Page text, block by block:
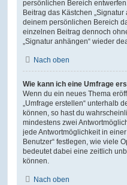
persönlichen Bereich
Beitrag das Kästchen
deinem persönlichen Bereich
einzelnen Beitrag dennoch
„Signatur anhängen“ wieder
Nach oben
Wie kann ich eine Umfrage
Wenn du ein neues Thema
„Umfrage erstellen“ unterhalb
können, so hast du
mindestens zwei
jede Antwortmöglichkeit in
Benutzer“ festlegen, wie viele
bedeutet dabei eine zeitlich
können.
Nach oben